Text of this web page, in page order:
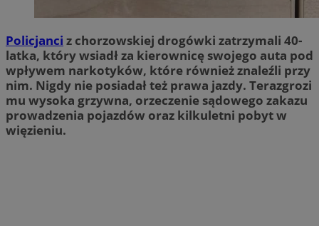
Policjanci z chorzowskiej drogówki zatrzymali 40-
latka, który wsiadł za kierownicę swojego auta pod
wpływem narkotyków, które również znaleźli przy
nim. Nigdy nie posiadał też prawa jazdy. Terazgrozi
mu wysoka grzywna, orzeczenie sądowego zakazu
prowadzenia pojazdów oraz kilkuletni pobyt w
więzieniu.